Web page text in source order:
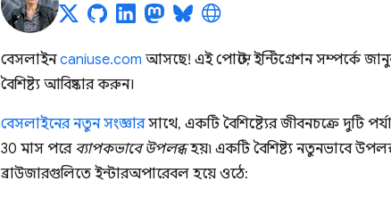
বেসলাইনcaniuse.com আসছে! এই পোস্টে, ইন্টিগ্রেশন সম্পর্কে
বৈশিষ্ট্য আবিষ্কার করুন।
বেসলাইনের নতুন সংজ্ঞারসাথে, একটি বৈশিষ্ট্যের জীবনচক্রে দুটি
30 মাস পরে ব্যাপকভাবে উপলব্ধহয়৷ একটি বৈশিষ্ট্য নতুনভাবে
ব্রাউজারগুলিতে ইন্টারঅপারেবল হয়ে ওঠে: